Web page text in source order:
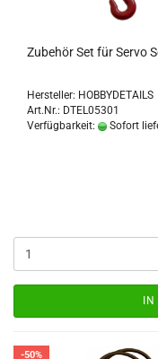
Zubehör Set für Servo
Hersteller: HOBBYDETAILS
Art.Nr.: DTEL05301
Verfügbarkeit:
Sofort
-50%